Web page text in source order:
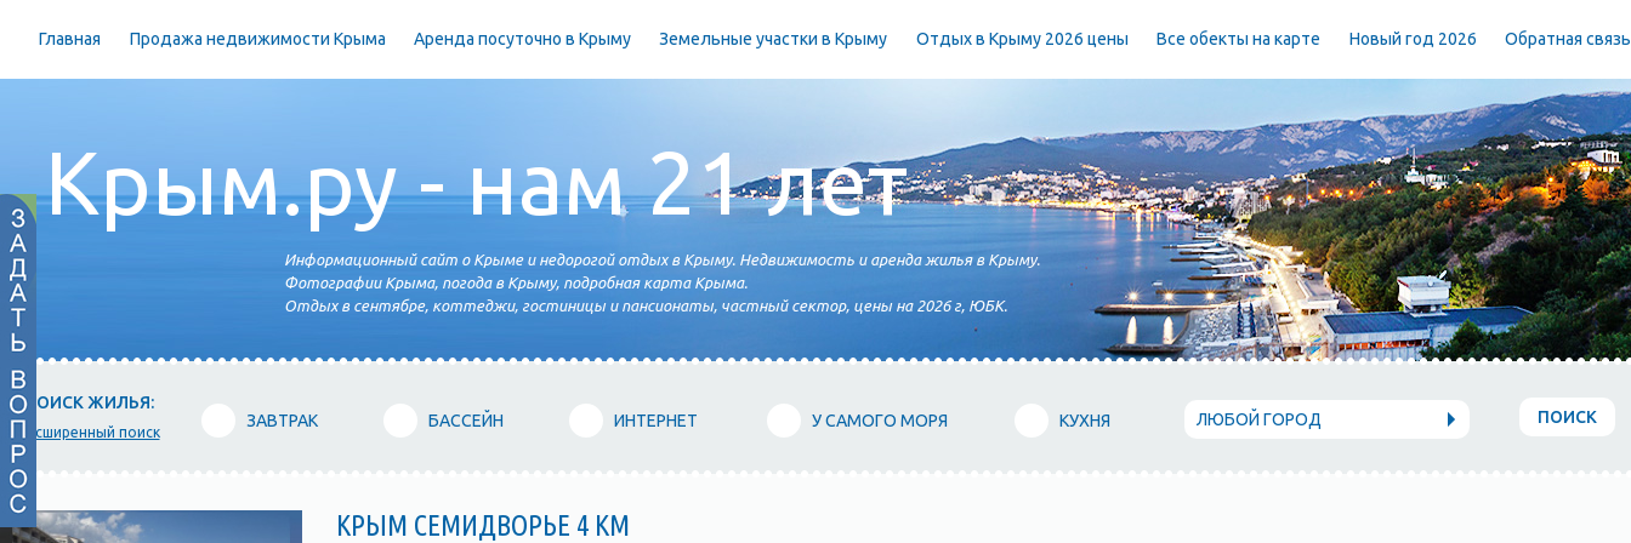
Главная Продажа недвижимости Крыма Аренда посуточно в Крыму Земельные участки в Крыму Отдых в Крыму 2026 цены Все обекты на карте Новый год 2026 Обратная связь
Крым.ру - нам 21 лет
Информационный сайт о Крыме и недорогой отдых в Крыму. Недвижимость и аренда жилья в Крыму.
Фотографии Крыма, погода в Крыму, подробная карта Крыма.
Отдых в сентябре, коттеджи, гостиницы и пансионаты, частный сектор, цены на 2026 г, ЮБК.
ПОИСК ЖИЛЬЯ:
расширенный поиск
ЗАВТРАК БАССЕЙН ИНТЕРНЕТ У САМОГО МОРЯ КУХНЯ ЛЮБОЙ ГОРОД ПОИСК
КРЫМ СЕМИДВОРЬЕ 4 КМ